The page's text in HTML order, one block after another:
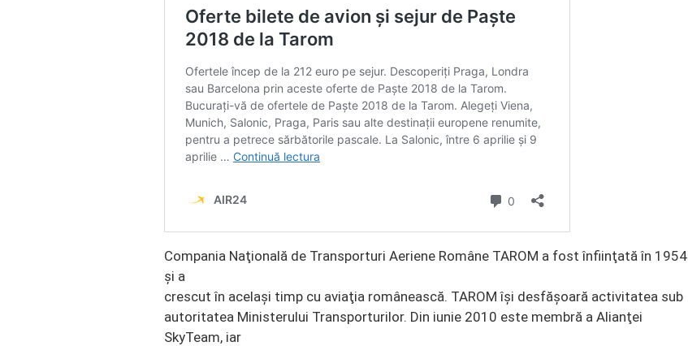
Compania Naţională de Transporturi Aeriene Române TAROM a fost înfiinţată în 1954
şi a
crescut în acelaşi timp cu aviaţia românească. TAROM îşi desfăşoară activitatea sub
autoritatea Ministerului Transporturilor. Din iunie 2010 este membră a Alianţei
SkyTeam, iar